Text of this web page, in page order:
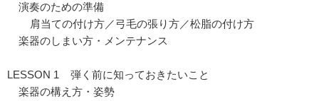
演奏のための準備
肩当ての付け方／弓毛の張り方／松脂の付け方
楽器のしまい方・メンテナンス
LESSON 1 弾く前に知っておきたいこと
楽器の構え方・姿勢